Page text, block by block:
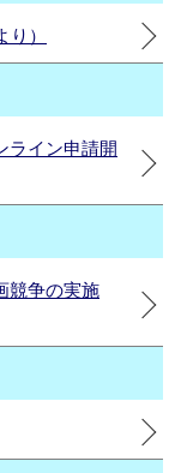
）
ライン申請開
競争の実施